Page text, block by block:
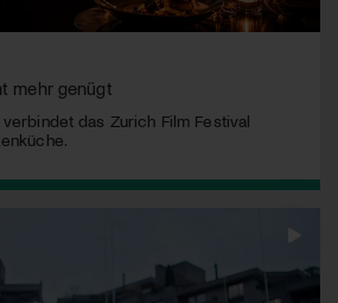
mehr genügt
verbindet das Zurich Film Festival